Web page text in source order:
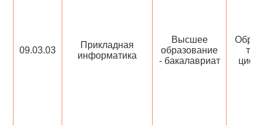
09.03.03
Прикладная
информатика
Высшее
образование
- бакалавриат